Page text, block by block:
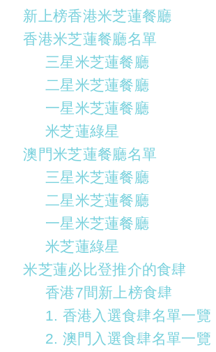
新上榜香港米芝蓮餐廳
香港米芝蓮餐廳名單
三星米芝蓮餐廳
二星米芝蓮餐廳
一星米芝蓮餐廳
米芝蓮綠星
澳門米芝蓮餐廳名單
三星米芝蓮餐廳
二星米芝蓮餐廳
一星米芝蓮餐廳
米芝蓮綠星
米芝蓮必比登推介的食肆
香港7間新上榜食肆
1. 香港入選食肆名單一覽
2. 澳門入選食肆名單一覽